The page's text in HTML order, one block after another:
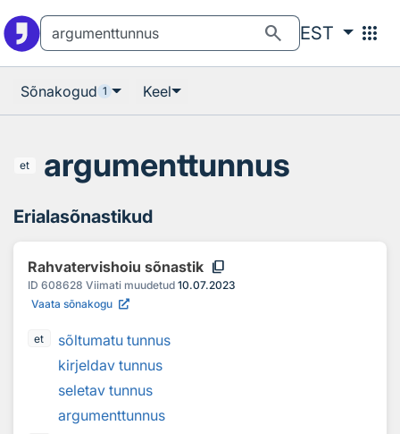
search EST apps
Sõnakogud 1 Keel
et argumenttunnus
Erialasõnastikud
Rahvatervishoiu sõnastik content_copy
ID 608628 Viimati muudetud 10.07.2023
Vaata sõnakogu
et
sõltumatu tunnus
kirjeldav tunnus
seletav tunnus
argumenttunnus